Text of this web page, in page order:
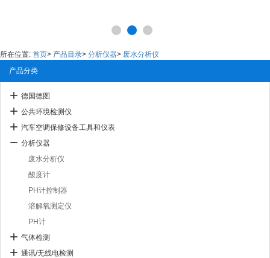
所在位置: 首页> 产品目录> 分析仪器> 废水分析仪
产品分类
德国德图
公共环境检测仪
汽车空调保修设备工具和仪表
分析仪器
废水分析仪
酸度计
PH计控制器
溶解氧测定仪
PH计
气体检测
通讯/无线电检测